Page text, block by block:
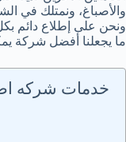
والأصباغ، ونمتلك في
ونحن على إطلاع دائم
ما يجعلنا أفضل شركة
خدمات شركه